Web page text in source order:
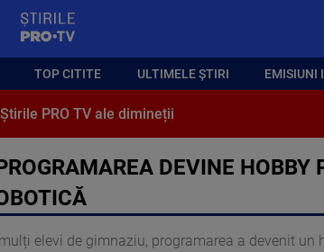
TOP CITITE ULTIMELE ȘTIRI EMISIUNI
Știrile PRO TV ale dimineții
DEVINE
elevi de gimnaziu, programarea a devenit